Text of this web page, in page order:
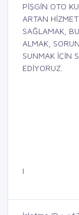
PİŞGİN OTO
ARTAN
SAĞLAMAK,
ALMAK,
SUNMAK İÇİN
EDİYORUZ.
I